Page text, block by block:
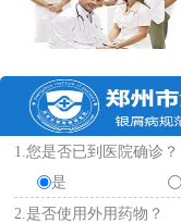
1.您是否已到医院确诊？
是
2.是否使用外用药物？